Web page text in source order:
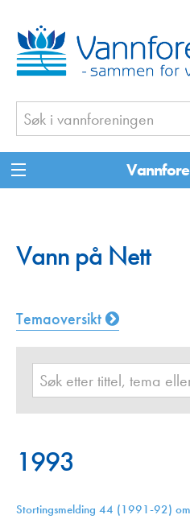
Vann på Nett
Temaoversikt
1993
Stortingsmelding 44 (1991-92)